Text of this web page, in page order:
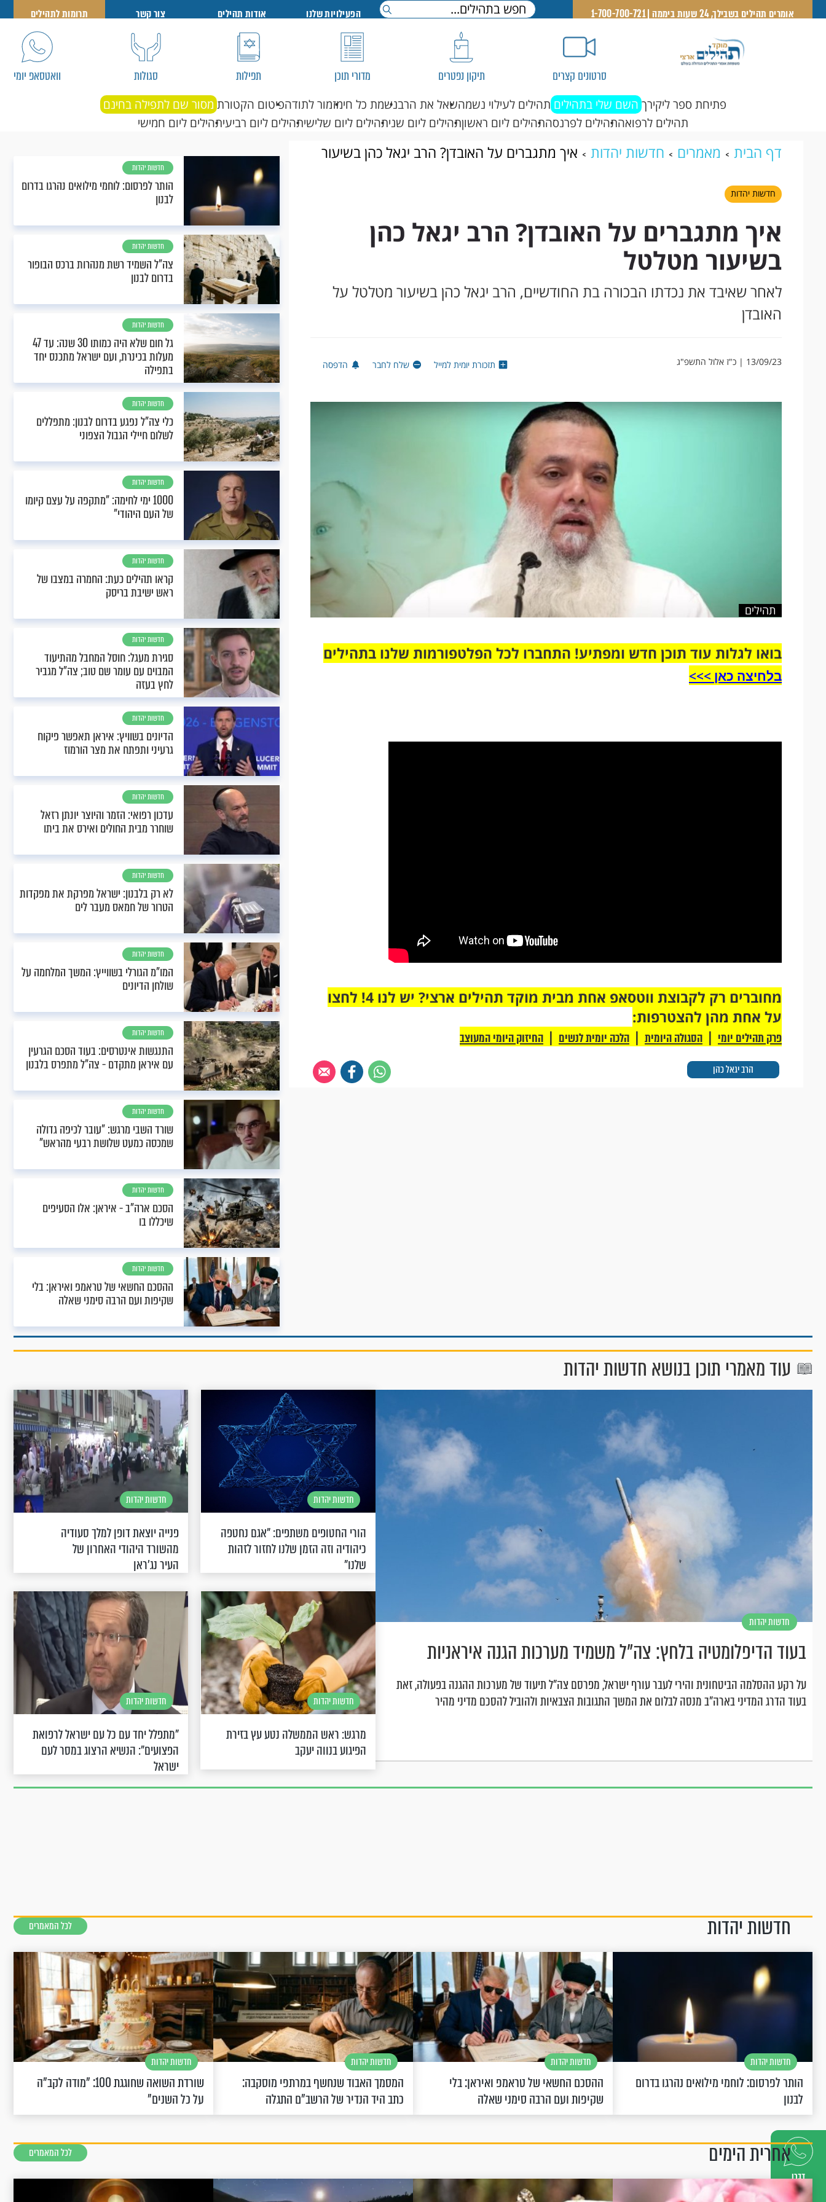
דברו
איתנו
אומרים תהילים בשבילך, 24 שעות ביממה | 1-700-700-721 הפעילויות שלנו אודות תהילים צור קשר תרומות לתהילים
סרטונים קצרים תיקון נפטרים מדורי תוכן תפילות סגולות וואטסאפ יומי
פתיחת ספר ליקירך השם שלי בתהילים תהילים לעילוי נשמהשאל את הרבנשמת כל חימזמור לתודהפיטום הקטורת מסור שם לתפילה בחינם
תהילים לרפואהתהילים לפרנסהתהילים ליום ראשוןתהילים ליום שניתהילים ליום שלישיתהילים ליום רביעיתהילים ליום חמישי
דף הבית מאמרים חדשות יהדות
איך מתגברים על האובדן? הרב יגאל כהן בשיעור
מטלטל
חדשות יהדות
איך מתגברים על האובדן? הרב יגאל כהן
בשיעור מטלטל
לאחר שאיבד את נכדתו הבכורה בת החודשיים, הרב יגאל כהן בשיעור מטלטל על
האובדן
13/09/23 | כ"ז אלול התשפ"ג תזכורת יומית למייל שלח לחבר הדפסה
תהילים
בואו לגלות עוד תוכן חדש ומפתיע! התחברו לכל הפלטפורמות שלנו בתהילים
בלחיצה כאן >>>​
הרב יגאל כהן
מחוברים רק לקבוצת ווטסאפ אחת מבית מוקד תהילים ארצי? יש לנו 4! לחצו
על אחת מהן להצטרפות:
פרק תהילים יומי | הסגולה היומית | הלכה יומית לנשים | החיזוק היומי המעוצב
חדשות יהדות
הותר לפרסום: לוחמי מילואים נהרגו בדרום
לבנון
חדשות יהדות
צה"ל השמיד רשת מנהרות ברכס הבופור
בדרום לבנון
חדשות יהדות
גל חום שלא היה כמותו 30 שנה: עד 47
מעלות בכינרת, ועם ישראל מתכנס יחד
בתפילה
חדשות יהדות
כלי צה"ל נפגע בדרום לבנון: מתפללים
לשלום חיילי הגבול הצפוני
חדשות יהדות
1000 ימי לחימה: "מתקפה על עצם קיומו
של העם היהודי"
חדשות יהדות
קראו תהילים כעת: החמרה במצבו של
ראש ישיבת בריסק
חדשות יהדות
סגירת מעגל: חוסל המחבל מהתיעוד
המבוים עם עומר שם טוב; צה"ל מגביר
לחץ בעזה
חדשות יהדות
הדיונים בשוויץ: איראן תאפשר פיקוח
גרעיני ותפתח את מצר הורמוז
חדשות יהדות
עדכון רפואי: הזמר והיוצר יונתן רזאל
שוחרר מבית החולים ואירס את ביתו
חדשות יהדות
לא רק בלבנון: ישראל מפרקת את מפקדות
הטרור של חמאס מעבר לים
חדשות יהדות
המו"מ הגורלי בשווייץ: המשך המלחמה על
שולחן הדיונים
חדשות יהדות
התנגשות אינטרסים: בעוד הסכם הגרעין
עם איראן מתקדם - צה"ל מתפרס בלבנון
חדשות יהדות
שורד השבי מרגש: "עובר לכיפה גדולה
שמכסה כמעט שלושת רבעי מהראש"
חדשות יהדות
הסכם ארה"ב - איראן: אלו הסעיפים
שיכללו בו
חדשות יהדות
ההסכם החשאי של טראמפ ואיראן: בלי
שקיפות ועם הרבה סימני שאלה
עוד מאמרי תוכן בנושא חדשות יהדות
חדשות יהדות
בעוד הדיפלומטיה בלחץ: צה"ל משמיד מערכות הגנה איראניות
על רקע ההסלמה הביטחונית והירי לעבר עורף ישראל, מפרסם צה"ל תיעוד של מערכות ההגנה בפעולה, זאת
בעוד הדרג המדיני בארה"ב מנסה לבלום את המשך התגובות הצבאיות ולהוביל להסכם מדיני מהיר
חדשות יהדות
הורי החטופים משתפים: "אגם נחטפה
כיהודיה וזה הזמן שלנו לחזור לזהות
שלנו"
חדשות יהדות
פנייה יוצאת דופן למלך סעודיה
מהשורד היהודי האחרון של
העיר נג'ראן
חדשות יהדות
מרגש: ראש הממשלה נטע עץ בזירת
הפיגוע בנווה יעקב
חדשות יהדות
"מתפלל יחד עם כל עם ישראל לרפואת
הפצועים": הנשיא הרצוג במסר לעם
ישראל
חדשות יהדות לכל המאמרים
חדשות יהדות
הותר לפרסום: לוחמי מילואים נהרגו בדרום
לבנון
חדשות יהדות
ההסכם החשאי של טראמפ ואיראן: בלי
שקיפות ועם הרבה סימני שאלה
חדשות יהדות
המסמך האבוד שנחשף במרתפי מוסקבה:
כתב היד הנדיר של הרשב"ם התגלה
חדשות יהדות
שורדת השואה שחוגגת 100: "מודה לקב"ה
על כל השנים"
אחרית הימים לכל המאמרים